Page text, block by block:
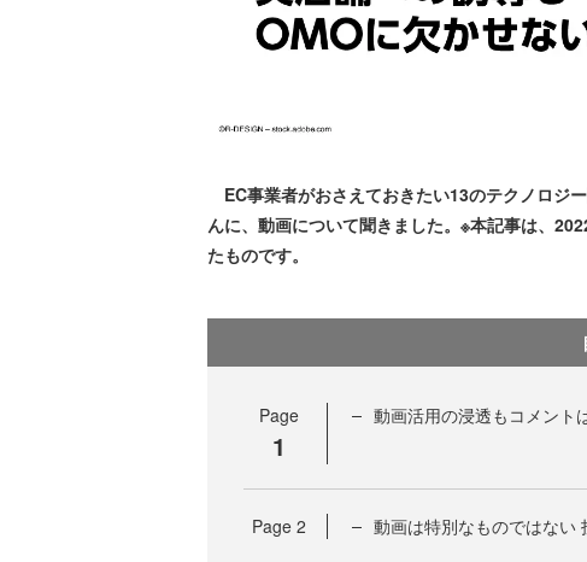
EC事業者がおさえておきたい13のテクノロジ
んに、動画について聞きました。※本記事は、
たものです。
Page
1
動画活用の浸透もコメント
Page 2 動画は特別なものではない